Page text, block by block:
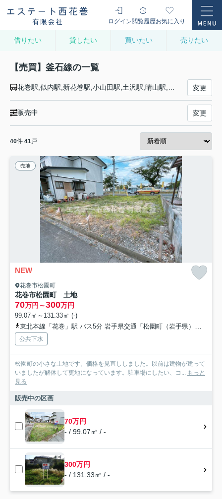
ログイン閲覧履歴お気に入り
借りたい 貸したい 買いたい 売りたい
【売買】釜石線の一覧
花巻駅,似内駅,新花巻駅,小山田駅,土沢駅,晴山駅,岩根橋駅,宮守駅,柏木平駅,鱒沢駅,荒谷前駅,岩手二日町駅,綾織駅,遠野駅,青笹駅,岩手上郷駅,平倉駅,足ケ瀬駅,上有住駅,陸中大橋駅,洞泉駅,松倉駅,小佐野駅,釜石駅 変更
販売中 変更
40件 41 戸
売地
NEW
花巻市松園町
花巻市松園町 土地
70万円～300万円
99.07㎡～131.33㎡ (-)
東北本線「花巻」駅 バス5分 岩手県交通「松園町（岩手県）」 停歩2分
公共下水
松園町の小さな土地です。価格を見直ししました。以前は建物が建って
いましたが解体して更地になっています。駐車場にしたい、コ...
もっと
見る
販売中の区画
70万円
- / 99.07㎡ / -
300万円
- / 131.33㎡ / -